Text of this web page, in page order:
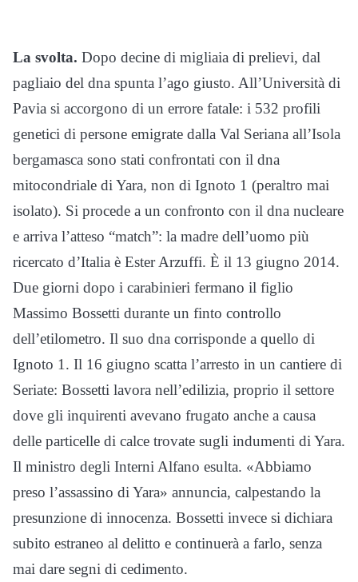
La svolta. Dopo decine di migliaia di prelievi, dal
pagliaio del dna spunta l’ago giusto. All’Università di
Pavia si accorgono di un errore fatale: i 532 profili
genetici di persone emigrate dalla Val Seriana all’Isola
bergamasca sono stati confrontati con il dna
mitocondriale di Yara, non di Ignoto 1 (peraltro mai
isolato). Si procede a un confronto con il dna nucleare
e arriva l’atteso “match”: la madre dell’uomo più
ricercato d’Italia è Ester Arzuffi. È il 13 giugno 2014.
Due giorni dopo i carabinieri fermano il figlio
Massimo Bossetti durante un finto controllo
dell’etilometro. Il suo dna corrisponde a quello di
Ignoto 1. Il 16 giugno scatta l’arresto in un cantiere di
Seriate: Bossetti lavora nell’edilizia, proprio il settore
dove gli inquirenti avevano frugato anche a causa
delle particelle di calce trovate sugli indumenti di Yara.
Il ministro degli Interni Alfano esulta. «Abbiamo
preso l’assassino di Yara» annuncia, calpestando la
presunzione di innocenza. Bossetti invece si dichiara
subito estraneo al delitto e continuerà a farlo, senza
mai dare segni di cedimento.